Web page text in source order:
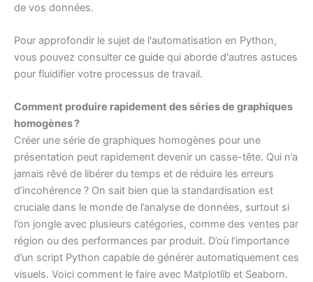
de vos données.
Pour approfondir le sujet de l'automatisation en Python,
vous pouvez consulter ce guide qui aborde d'autres astuces
pour fluidifier votre processus de travail.
Comment produire rapidement des séries de graphiques
homogènes ?
Créer une série de graphiques homogènes pour une
présentation peut rapidement devenir un casse-tête. Qui n’a
jamais rêvé de libérer du temps et de réduire les erreurs
d’incohérence ? On sait bien que la standardisation est
cruciale dans le monde de l’analyse de données, surtout si
l’on jongle avec plusieurs catégories, comme des ventes par
région ou des performances par produit. D’où l’importance
d’un script Python capable de générer automatiquement ces
visuels. Voici comment le faire avec Matplotlib et Seaborn.